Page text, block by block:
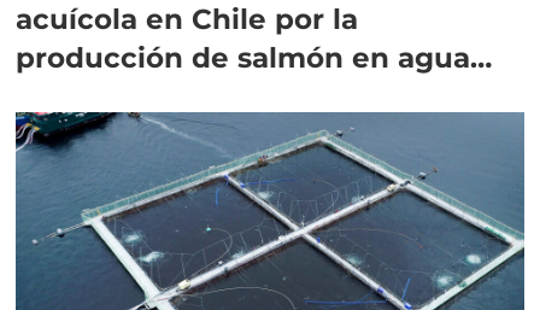
acuícola en Chile por la
producción de salmón en agua